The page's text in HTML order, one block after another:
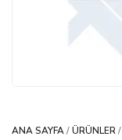
ANA SAYFA/ÜRÜNLER/